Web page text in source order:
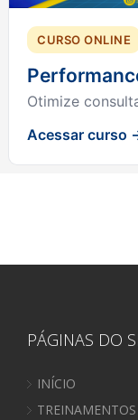
CURSO ONLINE
Otimize
Acessar curso
PÁGINAS DO
INÍCIO
TREINAMENTOS